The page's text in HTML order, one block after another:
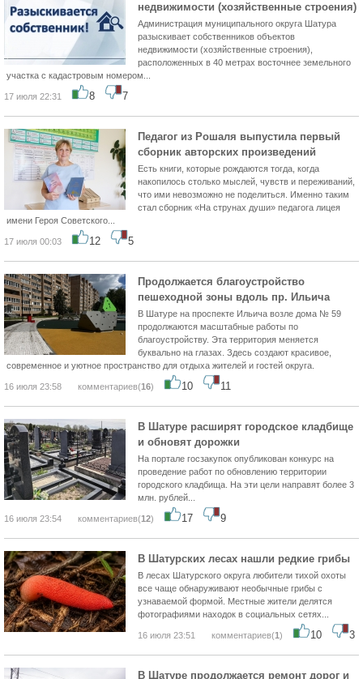
недвижимости (хозяйственные строения)
Администрация муниципального округа Шатура
разыскивает собственников объектов
недвижимости (хозяйственные строения),
расположенных в 40 метрах восточнее земельного
участка с кадастровым номером...
17 июля 22:31 8 7
Педагог из Рошаля выпустила первый
сборник авторских произведений
Есть книги, которые рождаются тогда, когда
накопилось столько мыслей, чувств и переживаний,
что ими невозможно не поделиться. Именно таким
стал сборник «На струнах души» педагога лицея
имени Героя Советского...
17 июля 00:03 12 5
Продолжается благоустройство
пешеходной зоны вдоль пр. Ильича
В Шатуре на проспекте Ильича возле дома № 59
продолжаются масштабные работы по
благоустройству. Эта территория меняется
буквально на глазах. Здесь создают красивое,
современное и уютное пространство для отдыха жителей и гостей округа.
16 июля 23:58 комментариев(16) 10 11
В Шатуре расширят городское кладбище
и обновят дорожки
На портале госзакупок опубликован конкурс на
проведение работ по обновлению территории
городского кладбища. На эти цели направят более 3
млн. рублей...
16 июля 23:54 комментариев(12) 17 9
В Шатурских лесах нашли редкие грибы
В лесах Шатурского округа любители тихой охоты
все чаще обнаруживают необычные грибы с
узнаваемой формой. Местные жители делятся
фотографиями находок в социальных сетях...
16 июля 23:51 комментариев(1) 10 3
В Шатуре продолжается ремонт дорог и